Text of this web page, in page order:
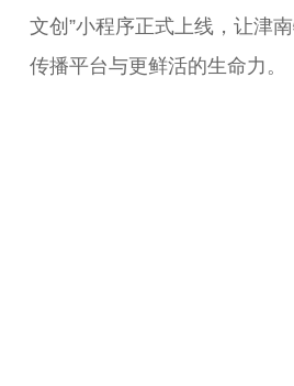
文创”小程序正式上线，让津
传播平台与更鲜活的生命力。